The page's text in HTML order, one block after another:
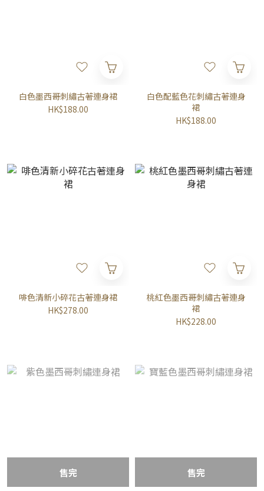
白色墨西哥刺繡古著連身裙
HK$188.00
白色配藍色花刺繡古著連身
裙
HK$188.00
啡色清新小碎花古著連身裙
HK$278.00
桃紅色墨西哥刺繡古著連身
裙
HK$228.00
售完 售完